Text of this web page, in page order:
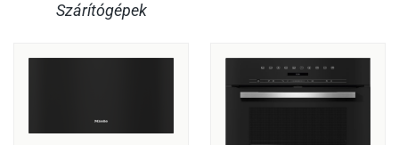
Szárítógépek